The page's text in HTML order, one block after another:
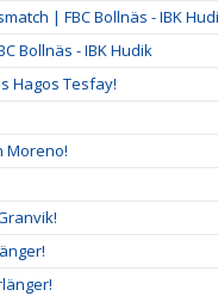
| FBC Bollnäs - IBK
Bollnäs - IBK Hudik
Hagos Tesfay!
Moreno!